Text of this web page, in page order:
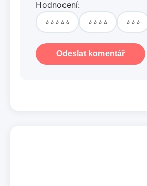
Hodnocení:
⭐⭐⭐⭐⭐ ⭐⭐⭐⭐ ⭐⭐⭐
Odeslat komentář